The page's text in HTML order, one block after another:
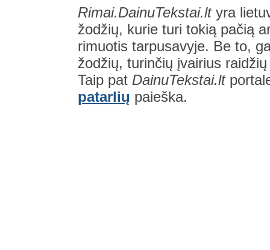
Rimai.DainuTekstai.ltyra
žodžių, kurie turi tokią pačią
rimuotis tarpusavyje. Be to,
žodžių, turinčių įvairius
Taip pat DainuTekstai.lt
patarlių paieška.